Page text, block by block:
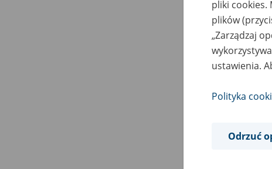
pliki cookies.
plików
„Zarządzaj
ustawienia.
Polityka
Odrzuć